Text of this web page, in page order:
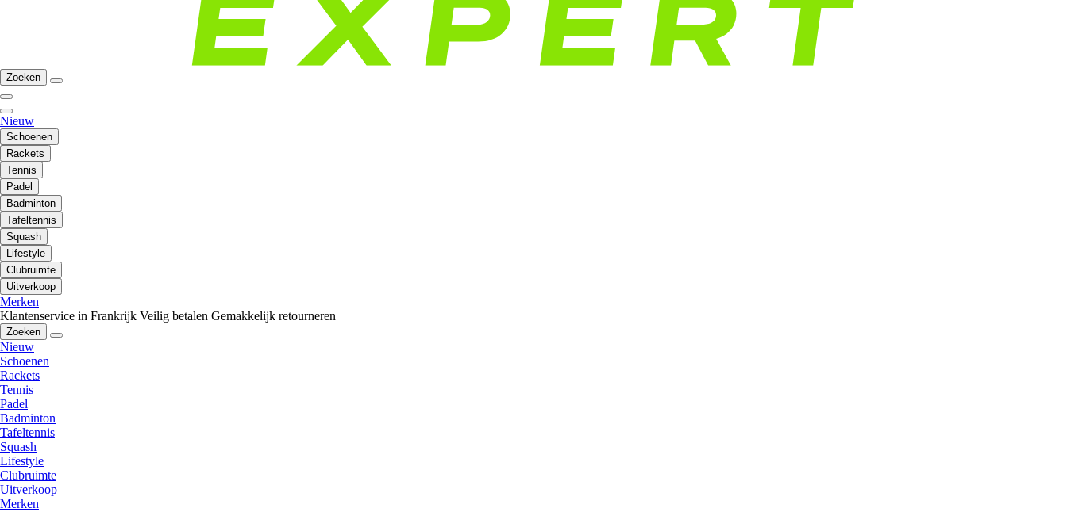
Zoeken
Nieuw
Schoenen
Rackets
Tennis
Padel
Badminton
Tafeltennis
Squash
Lifestyle
Clubruimte
Uitverkoop
Merken
Klantenservice in Frankrijk Veilig betalen Gemakkelijk retourneren
Zoeken
Nieuw
Schoenen
Rackets
Tennis
Padel
Badminton
Tafeltennis
Squash
Lifestyle
Clubruimte
Uitverkoop
Merken